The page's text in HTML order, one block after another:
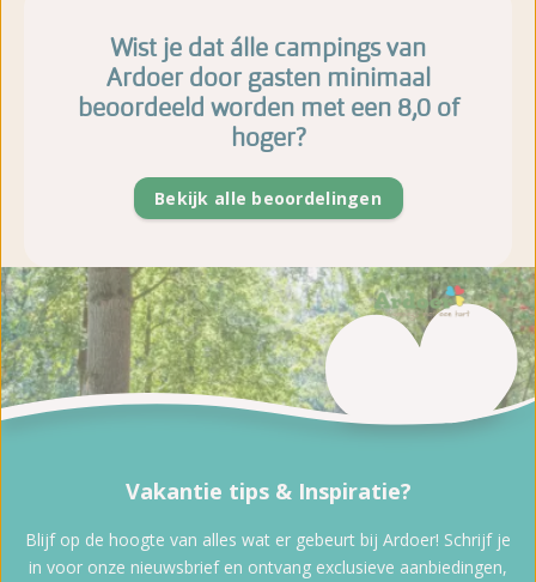
Wist je dat álle campings van
Ardoer door gasten minimaal
beoordeeld worden met een 8,0 of
hoger?
Bekijk alle beoordelingen
Vakantie tips & Inspiratie?
Blijf op de hoogte van alles wat er gebeurt bij Ardoer! Schrijf je
in voor onze nieuwsbrief en ontvang exclusieve aanbiedingen,